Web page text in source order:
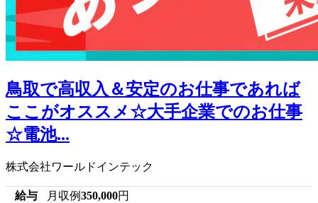
鳥取で高収入＆安定のお仕事であれば
ここがオススメ☆大手企業でのお仕事
☆電池...
株式会社ワールドインテック
給与 月収例350,000円